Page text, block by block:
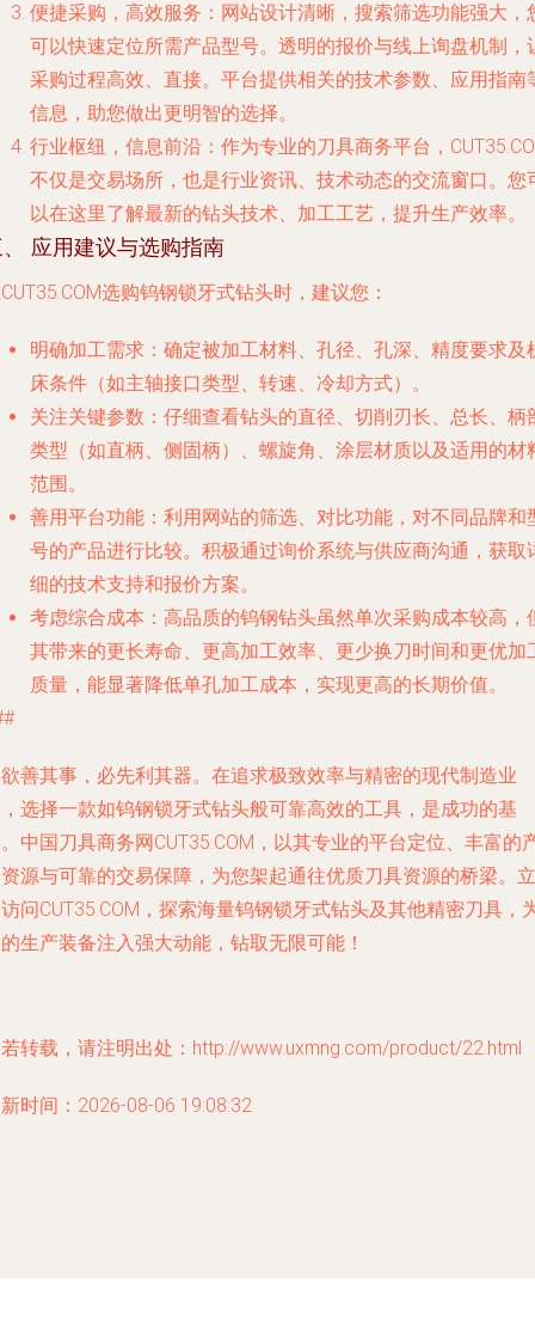
便捷采购，高效服务 ：网站设计清晰，搜索筛选功能强大，
可以快速定位所需产品型号。透明的报价与线上询盘机制，
采购过程高效、直接。平台提供相关的技术参数、应用指南
信息，助您做出更明智的选择。
行业枢纽，信息前沿 ：作为专业的刀具商务平台，
不仅是交易场所，也是行业资讯、技术动态的交流窗口。您
以在这里了解最新的钻头技术、加工工艺，提升生产效率。
应用建议与选购指南
选购钨钢锁牙式钻头时，建议您：
明确加工需求 ：确定被加工材料、孔径、孔深、精度要求及
床条件（如主轴接口类型、转速、冷却方式）。
关注关键参数 ：仔细查看钻头的直径、切削刃长、总长、柄
类型（如直柄、侧固柄）、螺旋角、涂层材质以及适用的材
范围。
善用平台功能 ：利用网站的筛选、对比功能，对不同品牌和
号的产品进行比较。积极通过询价系统与供应商沟通，获取
细的技术支持和报价方案。
考虑综合成本 ：高品质的钨钢钻头虽然单次采购成本较高，
其带来的更长寿命、更高加工效率、更少换刀时间和更优加
质量，能显著降低单孔加工成本，实现更高的长期价值。
善其事，必先利其器。在追求极致效率与精密的现代制造业
选择一款如钨钢锁牙式钻头般可靠高效的工具，是成功的基
中国刀具商务网CUT35.COM，以其专业的平台定位、丰富的
源与可靠的交易保障，为您架起通往优质刀具资源的桥梁。立
问CUT35.COM，探索海量钨钢锁牙式钻头及其他精密刀具，
生产装备注入强大动能，钻取无限可能！
转载，请注明出处：http://www.uxmng.com/product/22.html
时间：2026-08-06 19:08:32